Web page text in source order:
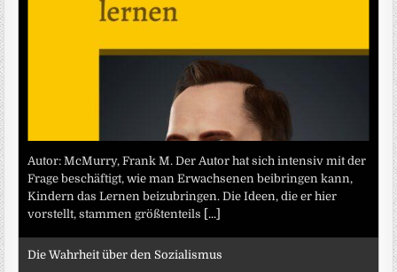
Autor: McMurry, Frank M. Der Autor hat sich intensiv mit der
Frage beschäftigt, wie man Erwachsenen beibringen kann,
Kindern das Lernen beizubringen. Die Ideen, die er hier
vorstellt, stammen größtenteils
[...]
Die Wahrheit über den Sozialismus